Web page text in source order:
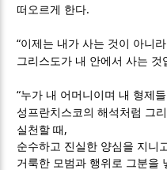
떠오르게 한다.
“이제는 내가 사는 것이 아니라
그리스도가 내 안에서 사는 것
“누가 내 어머니이며 내 형제
성프란치스코의 해석처럼 그
실천할 때 ,
순수하고 진실한 양심을 지니
거룩한 모범과 행위로 그분을